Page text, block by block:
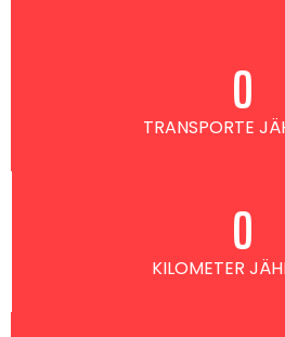
TRANSPORTE
0
KILOMETER
0